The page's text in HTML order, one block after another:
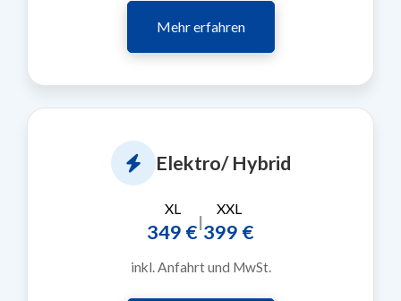
Mehr erfahren
Elektro/ Hybrid
XL
349 €|
XXL
399 €
inkl. Anfahrt und MwSt.